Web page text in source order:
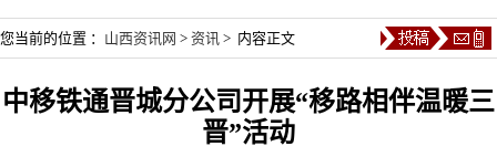
您当前的位置 ： 山西资讯网 > 资讯 > 内容正文
中移铁通晋城分公司开展“移路相伴温暖三
晋”活动